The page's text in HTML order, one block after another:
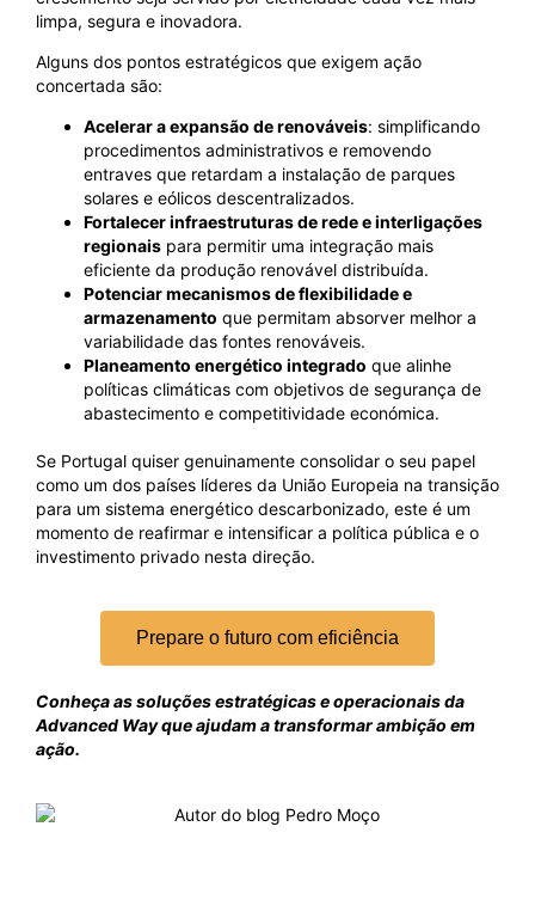
limpa, segura e inovadora.
Alguns dos pontos estratégicos que exigem ação
concertada são:
Acelerar a expansão de renováveis: simplificando
procedimentos administrativos e removendo
entraves que retardam a instalação de parques
solares e eólicos descentralizados.
Fortalecer infraestruturas de rede e interligações
regionais para permitir uma integração mais
eficiente da produção renovável distribuída.
Potenciar mecanismos de flexibilidade e
armazenamento que permitam absorver melhor a
variabilidade das fontes renováveis.
Planeamento energético integrado que alinhe
políticas climáticas com objetivos de segurança de
abastecimento e competitividade económica.
Se Portugal quiser genuinamente consolidar o seu papel
como um dos países líderes da União Europeia na transição
para um sistema energético descarbonizado, este é um
momento de reafirmar e intensificar a política pública e o
investimento privado nesta direção.
Prepare o futuro com eficiência
Conheça as soluções estratégicas e operacionais da
Advanced Way que ajudam a transformar ambição em
ação.